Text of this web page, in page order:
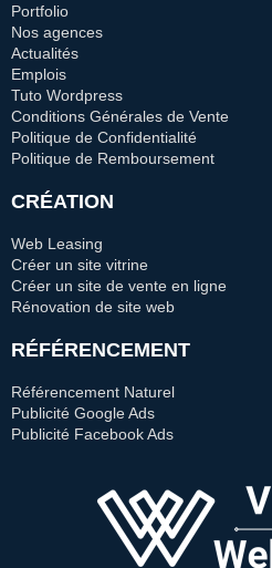
Portfolio
Nos agences
Actualités
Emplois
Tuto Wordpress
Conditions Générales de Vente
Politique de Confidentialité
Politique de Remboursement
CRÉATION
Web Leasing
Créer un site vitrine
Créer un site de vente en ligne
Rénovation de site web
RÉFÉRENCEMENT
Référencement Naturel
Publicité Google Ads
Publicité Facebook Ads